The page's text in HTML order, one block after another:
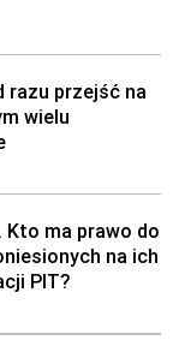
razu przejść na
wielu
Kto ma prawo do
na ich
PIT?